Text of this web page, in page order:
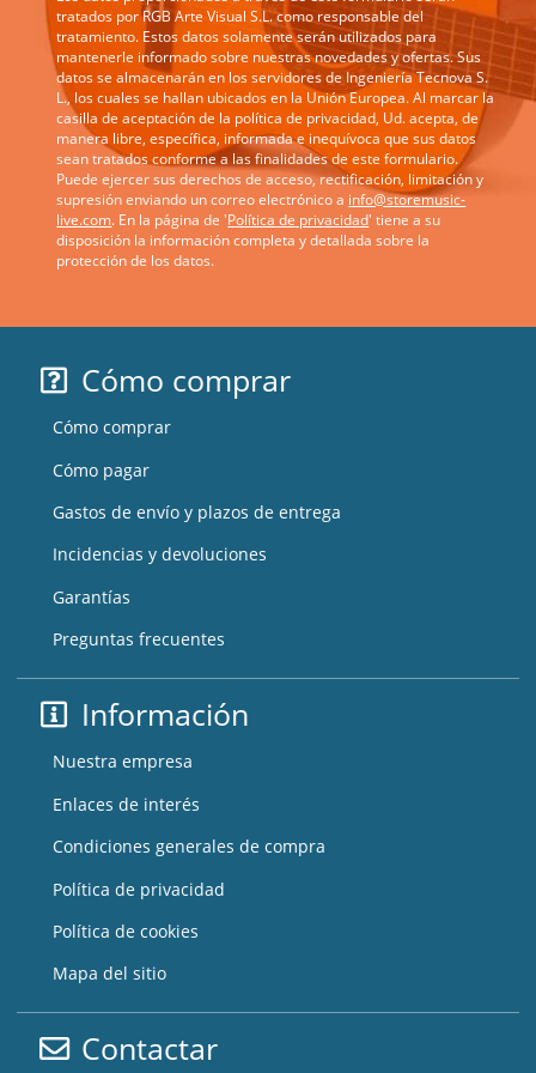
tratados por RGB Arte Visual S.L. como responsable del
tratamiento. Estos datos solamente serán utilizados para
mantenerle informado sobre nuestras novedades y ofertas. Sus
datos se almacenarán en los servidores de Ingeniería Tecnova S.
L., los cuales se hallan ubicados en la Unión Europea. Al marcar la
casilla de aceptación de la política de privacidad, Ud. acepta, de
manera libre, específica, informada e inequívoca que sus datos
sean tratados conforme a las finalidades de este formulario.
Puede ejercer sus derechos de acceso, rectificación, limitación y
supresión enviando un correo electrónico a info@storemusic-
live.com. En la página de 'Política de privacidad' tiene a su
disposición la información completa y detallada sobre la
protección de los datos.
Cómo comprar
Cómo comprar
Cómo pagar
Gastos de envío y plazos de entrega
Incidencias y devoluciones
Garantías
Preguntas frecuentes
Información
Nuestra empresa
Enlaces de interés
Condiciones generales de compra
Política de privacidad
Política de cookies
Mapa del sitio
Contactar